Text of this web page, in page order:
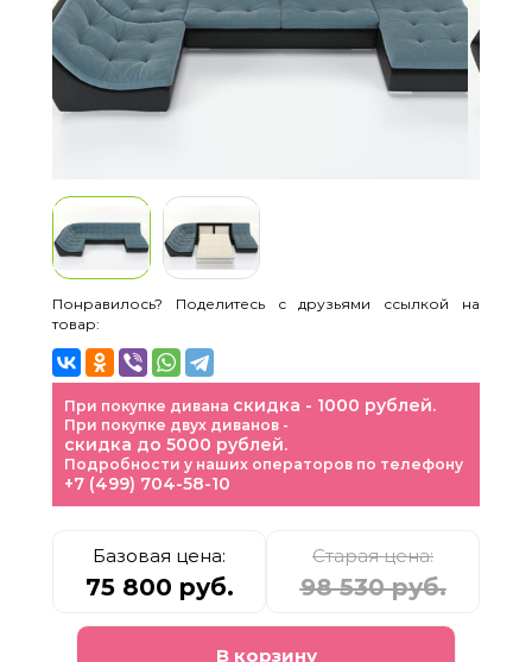
Понравилось? Поделитесь с друзьями ссылкой на
товар:
При покупке дивана скидка - 1000 рублей.
При покупке двух диванов -
скидка до 5000 рублей.
Подробности у наших операторов по телефону
+7 (499) 704-58-10
Базовая цена:
75 800 руб.
Старая цена:
98 530 руб.
В корзину